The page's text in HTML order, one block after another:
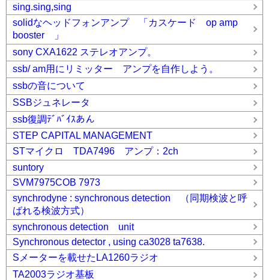
sing.sing,sing
solidなヘッドフォンアンプ 「カスケード op amp
booster 」
sony CXA1622 ステレオアンプ。
ssb/ am用にリミッター アンプを自作しよう。
ssbの音について
SSBジュネレータ
ssb復調ﾃﾞﾊﾞｲｽあん
STEP CAPITAL MANAGEMENT
STマイクロ TDA7496 アンプ：2ch
suntory
SVM7975COB 7973
synchrodyne : synchronous detection （同期検波と呼
ばれる検波方式）
synchronous detection unit
Synchronous detector , using ca3028 ta7638.
Sメーターを載せたLA1260ラジオ
TA2003ラジオ基板